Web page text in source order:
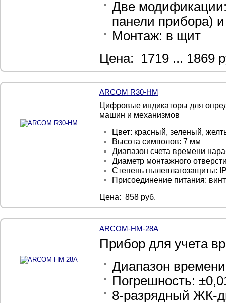
Две модификации:
панели прибора)
Монтаж: в щит
Цена: 1719 ... 1869
ARCOM R30-HM
Цифровые индикаторы для
машин и механизмов
Цвет: красный, зеленый,
Высота символов: 7 мм
Диапазон счета времени
Диаметр монтажного
Степень пылевлагозащиты:
Присоединение питания:
Цена: 858 руб.
ARCOM-HM-28A
Прибор для учета
Диапазон
Погрешность:
8-разрядный ЖК-